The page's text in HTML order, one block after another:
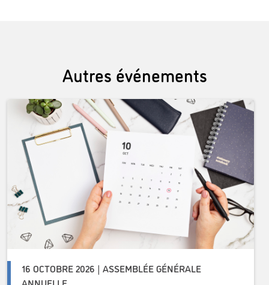
Autres événements
16 OCTOBRE 2026 | ASSEMBLÉE GÉNÉRALE